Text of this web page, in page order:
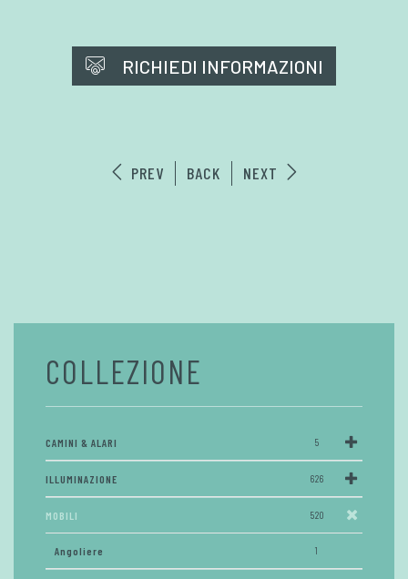
RICHIEDI INFORMAZIONI
PREV BACK NEXT
COLLEZIONE
CAMINI & ALARI 5
ILLUMINAZIONE 626
MOBILI 520
Angoliere 1